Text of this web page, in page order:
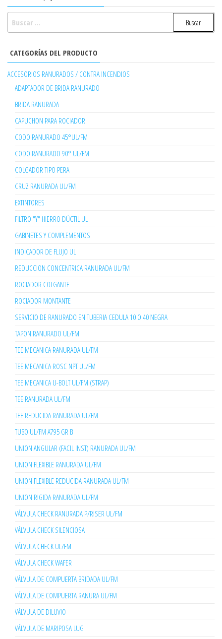
CATEGORÍAS DEL PRODUCTO
ACCESORIOS RANURADOS / CONTRA INCENDIOS
ADAPTADOR DE BRIDA RANURADO
BRIDA RANURADA
CAPUCHON PARA ROCIADOR
CODO RANURADO 45°UL/FM
CODO RANURADO 90° UL/FM
COLGADOR TIPO PERA
CRUZ RANURADA UL/FM
EXTINTORES
FILTRO "Y" HIERRO DÚCTIL UL
GABINETES Y COMPLEMENTOS
INDICADOR DE FLUJO UL
REDUCCION CONCENTRICA RANURADA UL/FM
ROCIADOR COLGANTE
ROCIADOR MONTANTE
SERVICIO DE RANURADO EN TUBERIA CEDULA 10 O 40 NEGRA
TAPON RANURADO UL/FM
TEE MECANICA RANURADA UL/FM
TEE MECANICA ROSC NPT UL/FM
TEE MECANICA U-BOLT UL/FM (STRAP)
TEE RANURADA UL/FM
TEE REDUCIDA RANURADA UL/FM
TUBO UL/FM A795 GR B
UNION ANGULAR (FACIL INST) RANURADA UL/FM
UNION FLEXIBLE RANURADA UL/FM
UNION FLEXIBLE REDUCIDA RANURADA UL/FM
UNION RIGIDA RANURADA UL/FM
VÁLVULA CHECK RANURADA P/RISER UL/FM
VÁLVULA CHECK SILENCIOSA
VÁLVULA CHECK UL/FM
VÁLVULA CHECK WAFER
VÁLVULA DE COMPUERTA BRIDADA UL/FM
VÁLVULA DE COMPUERTA RANURA UL/FM
VÁLVULA DE DILUVIO
VÁLVULA DE MARIPOSA LUG